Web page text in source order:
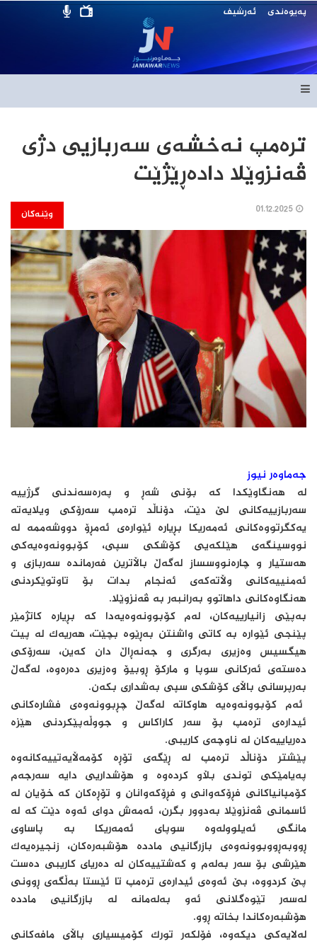
پەیوەندی ئەرشیف
ترەمپ نەخشەی سەربازیی دژی
ڤەنزوێلا دادەڕێژێت
وێنەکان
جەماوەر نیوز
لە هەنگاوێکدا کە بۆنی شەڕ و پەرەسەندنی گرژییە
سەربازییەکانی لێ دێت، دۆناڵد ترەمپ سەرۆکی ویلایەتە
یەکگرتووەکانی ئەمەریکا بڕیارە ئێوارەی ئەمڕۆ دووشەممە لە
نووسینگەی هێلکەیی کۆشکی سپی، کۆبوونەوەیەکی
هەستیار و چارەنووسساز لەگەڵ باڵاترین فەرماندە سەربازی و
ئەمنییەکانی وڵاتەکەی ئەنجام بدات بۆ تاوتوێکردنی
هەنگاوەکانی داهاتوو بەرانبەر بە ڤەنزوێلا.
بەپێی زانیارییەکان، لەم کۆبوونەوەیەدا کە بڕیارە کاتژمێر
پێنجی ئێوارە بە کاتی واشنتن بەڕێوە بچێت، هەریەک لە پیت
هیگسیس وەزیری بەرگری و جەنەڕاڵ دان کەین، سەرۆکی
دەستەی ئەرکانی سوپا و مارکۆ ڕوبیۆ وەزیری دەرەوە، لەگەڵ
بەرپرسانی باڵای کۆشکی سپی بەشداری بکەن.
ئەم کۆبوونەوەیە هاوکاتە لەگەڵ چڕبوونەوەی فشارەکانی
ئیدارەی ترەمپ بۆ سەر کاراکاس و جووڵەپێکردنی هێزە
دەریاییەکان لە ناوچەی کاریبی.
پێشتر دۆناڵد ترەمپ لە ڕێگەی تۆڕە کۆمەڵایەتییەکانەوە
پەیامێکی توندی بڵاو کردەوە و هۆشداریی دایە سەرجەم
کۆمپانیاکانی فڕۆکەوانی و فڕۆکەوانان و تۆڕەکان کە خۆیان لە
ئاسمانی ڤەنزوێلا بەدوور بگرن، ئەمەش دوای ئەوە دێت کە لە
مانگی ئەیلوولەوە سوپای ئەمەریکا بە پاساوی
ڕووبەڕووبوونەوەی بازرگانیی ماددە هۆشبەرەکان، زنجیرەیەک
هێرشی بۆ سەر بەلەم و کەشتییەکان لە دەریای کاریبی دەست
پێ کردووە، بێ ئەوەی ئیدارەی ترەمپ تا ئێستا بەڵگەی ڕوونی
لەسەر تێوەگلانی ئەو بەلەمانە لە بازرگانیی ماددە
هۆشبەرەکاندا بخاتە ڕوو.
لەلایەکی دیکەوە، فۆلکەر تورک کۆمیسیاری باڵای مافەکانی